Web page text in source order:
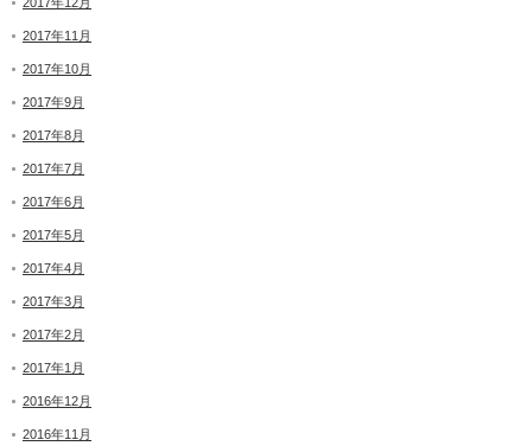
2017年11月
2017年10月
2017年9月
2017年8月
2017年7月
2017年6月
2017年5月
2017年4月
2017年3月
2017年2月
2017年1月
2016年12月
2016年11月